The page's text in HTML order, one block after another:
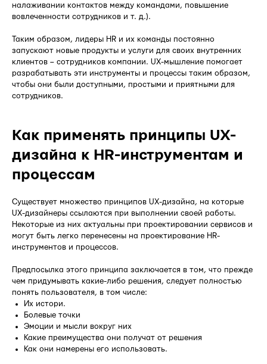
налаживании контактов между командами, повышение
вовлеченности сотрудников и т. д.).
Таким образом, лидеры HR и их команды постоянно
запускают новые продукты и услуги для своих внутренних
клиентов – сотрудников компании. UX-мышление помогает
разрабатывать эти инструменты и процессы таким образом,
чтобы они были доступными, простыми и приятными для
сотрудников.
Как применять принципы UX-
дизайна к HR-инструментам и
процессам
Существует множество принципов UX-дизайна, на которые
UX-дизайнеры ссылаются при выполнении своей работы.
Некоторые из них актуальны при проектировании сервисов и
могут быть легко перенесены на проектирование HR-
инструментов и процессов.
Предпосылка этого принципа заключается в том, что прежде
чем придумывать какие-либо решения, следует полностью
понять пользователя, в том числе:
Их истори.
Болевые точки
Эмоции и мысли вокруг них
Какие преимущества они получат от решения
Как они намерены его использовать.